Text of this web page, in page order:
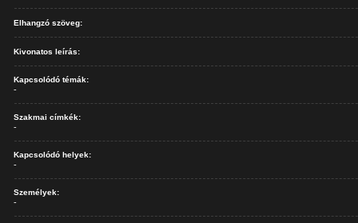
Elhangzó szöveg:
Kivonatos leírás:
Kapcsolódó témák:
-
Szakmai címkék:
-
Kapcsolódó helyek:
-
Személyek:
-